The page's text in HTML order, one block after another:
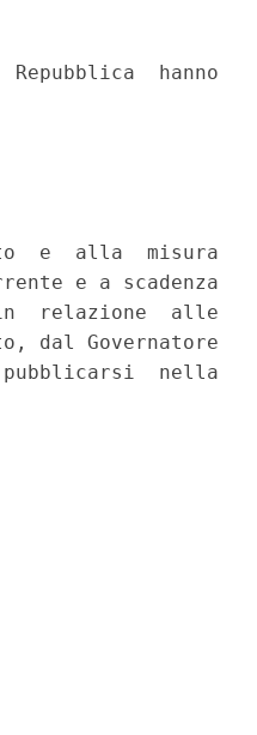
Repubblica  hanno
e  alla  misura
e a scadenza
relazione  alle
dal Governatore
pubblicarsi  nella